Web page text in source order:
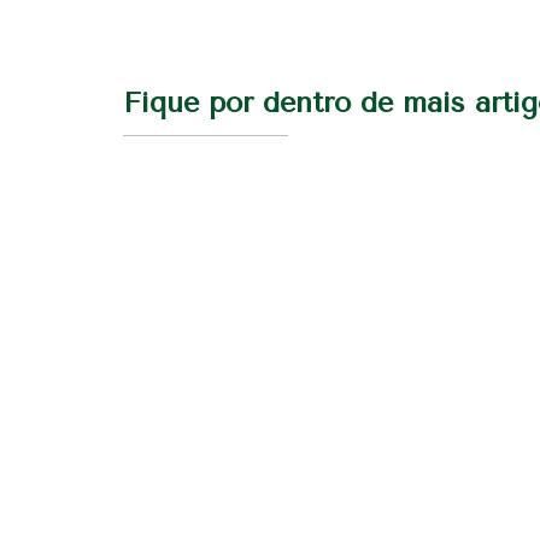
Fique por dentro de mais